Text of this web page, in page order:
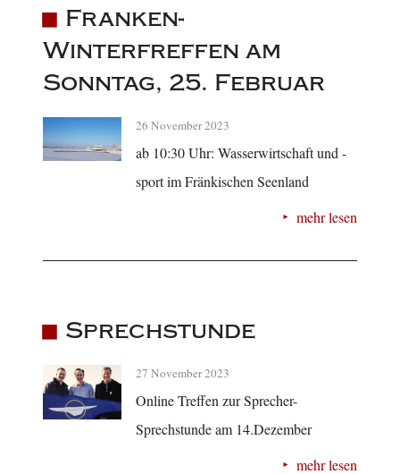
Franken-
Winterfreffen am
Sonntag, 25. Februar
26 November 2023
ab 10:30 Uhr: Wasserwirtschaft und -
sport im Fränkischen Seenland
mehr lesen
Sprechstunde
27 November 2023
Online Treffen zur Sprecher-
Sprechstunde am 14.Dezember
mehr lesen